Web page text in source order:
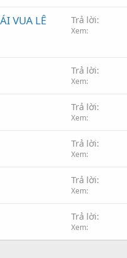
VUA LÊ
Trả lời
Xem
Trả lời
Xem
Trả lời
Xem
Trả lời
Xem
Trả lời
Xem
Trả lời
Xem